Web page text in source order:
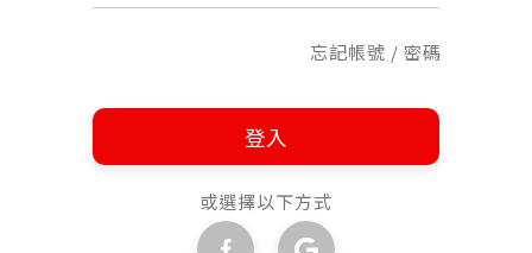
忘記帳號 / 密碼
登入
或選擇以下方式